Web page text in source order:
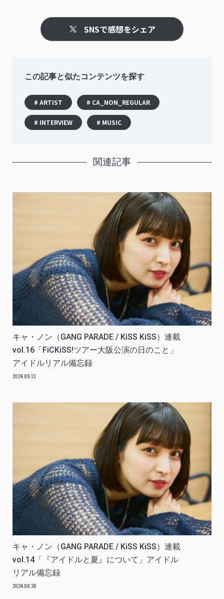
SNSで感想をシェア
この記事と似たコンテンツを探す
# ARTIST # CA_NON_REGULAR
# INTERVIEW # MUSIC
関連記事
キャ・ノン（GANG PARADE / KiSS KiSS）連載
vol.16「FiCKiSS!ツアー大阪公演の日のこと」
アイドルリアル備忘録
2024.09.13
キャ・ノン（GANG PARADE / KiSS KiSS）連載
vol.14「『アイドルと夏』について」アイドル
リアル備忘録
2024.08.30